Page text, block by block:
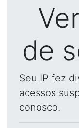
de
Seu IP fez
acessos
conosco.